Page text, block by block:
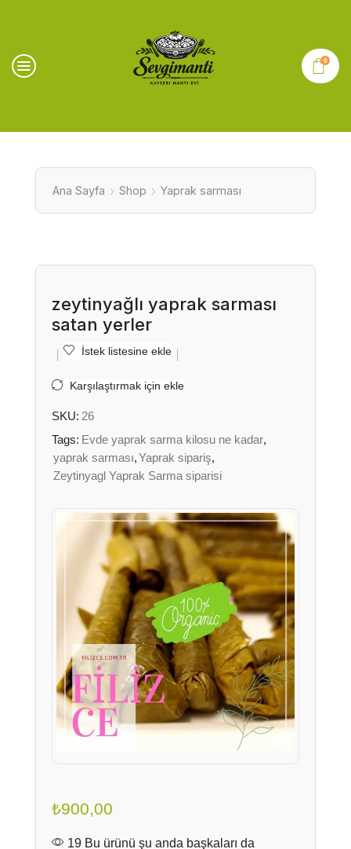
0
Ana Sayfa Shop Yaprak sarması
zeytinyağlı yaprak sarması
satan yerler
İstek listesine ekle
Karşılaştırmak için ekle
SKU: 26
Tags: Evde yaprak sarma kilosu ne kadar,
yaprak sarması,Yaprak sipariş,
Zeytinyagl Yaprak Sarma siparisi
₺900,00
19 Bu ürünü şu anda başkaları da